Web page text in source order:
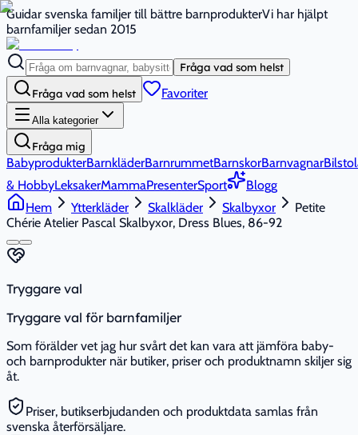
Guidar svenska familjer till bättre barnprodukterVi har hjälpt
barnfamiljer sedan 2015
Fråga vad som helst
Fråga vad som helst Favoriter
Alla kategorier
Fråga mig
BabyprodukterBarnkläderBarnrummetBarnskorBarnvagnar
& HobbyLeksakerMammaPresenterSport
Blogg
Hem
Ytterkläder Skalkläder Skalbyxor
Petite
Chérie Atelier Pascal Skalbyxor, Dress Blues, 86-92
Tryggare val
Tryggare val för barnfamiljer
Som förälder vet jag hur svårt det kan vara att jämföra baby-
och barnprodukter när butiker, priser och produktnamn skiljer sig
åt.
Priser, butikserbjudanden och produktdata samlas från
svenska återförsäljare.